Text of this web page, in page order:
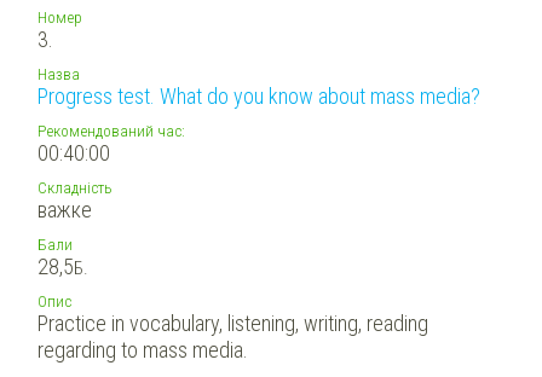
Номер
3.
Назва
Progress test. What do you know about mass media?
Рекомендований час:
00:40:00
Складність
важке
Бали
28,5Б.
Опис
Practice in vocabulary, listening, writing, reading
regarding to mass media.